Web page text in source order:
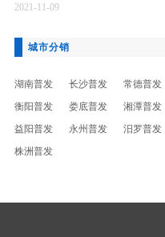
2021-11-09
城市分销
湖南普发 长沙普发
常德普发
衡阳普发
娄底普发
湘潭普发
益阳普发
永州普发
汨罗普发
株洲普发